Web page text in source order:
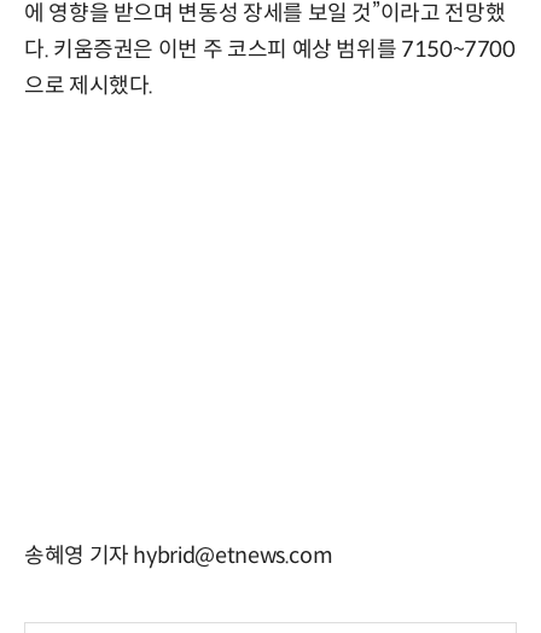
에 영향을 받으며 변동성 장세를 보일 것”이라고 전망했
다. 키움증권은 이번 주 코스피 예상 범위를 7150~7700
으로 제시했다.
송혜영 기자 hybrid@etnews.com